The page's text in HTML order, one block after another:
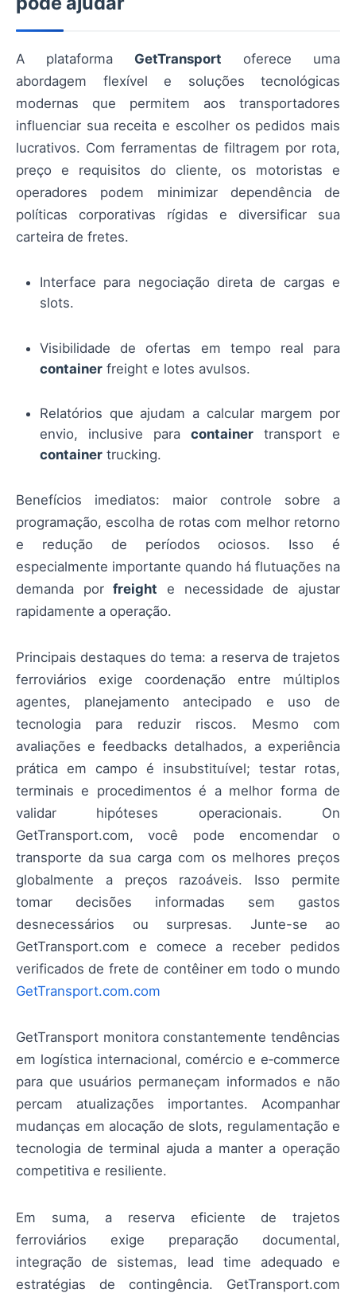
A plataforma GetTransport oferece uma
abordagem flexível e soluções tecnológicas
modernas que permitem aos transportadores
influenciar sua receita e escolher os pedidos mais
lucrativos. Com ferramentas de filtragem por rota,
preço e requisitos do cliente, os motoristas e
operadores podem minimizar dependência de
políticas corporativas rígidas e diversificar sua
carteira de fretes.
Interface para negociação direta de cargas e
slots.
Visibilidade de ofertas em tempo real para
container freight e lotes avulsos.
Relatórios que ajudam a calcular margem por
envio, inclusive para container transport e
container trucking.
Benefícios imediatos: maior controle sobre a
programação, escolha de rotas com melhor retorno
e redução de períodos ociosos. Isso é
especialmente importante quando há flutuações na
demanda porfreight e necessidade de ajustar
rapidamente a operação.
Principais destaques do tema: a reserva de trajetos
ferroviários exige coordenação entre múltiplos
agentes, planejamento antecipado e uso de
tecnologia para reduzir riscos. Mesmo com
avaliações e feedbacks detalhados, a experiência
prática em campo é insubstituível; testar rotas,
terminais e procedimentos é a melhor forma de
validar hipóteses operacionais. On
GetTransport.com, você pode encomendar o
transporte da sua carga com os melhores preços
globalmente a preços razoáveis. Isso permite
tomar decisões informadas sem gastos
desnecessários ou surpresas. Junte-se ao
GetTransport.com e comece a receber pedidos
verificados de frete de contêiner em todo o mundo
GetTransport.com.com
GetTransport monitora constantemente tendências
em logística internacional, comércio e e‑commerce
para que usuários permaneçam informados e não
percam atualizações importantes. Acompanhar
mudanças em alocação de slots, regulamentação e
tecnologia de terminal ajuda a manter a operação
competitiva e resiliente.
Em suma, a reserva eficiente de trajetos
ferroviários exige preparação documental,
integração de sistemas, lead time adequado e
estratégias de contingência. GetTransport.com